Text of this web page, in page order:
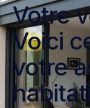
Votre
Voici
votre